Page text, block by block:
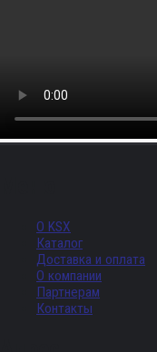
О KSX
Каталог
Доставка и оплата
О компании
Партнерам
Контакты